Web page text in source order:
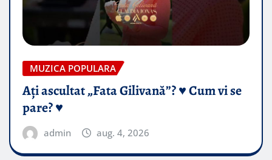
MUZICA POPULARA
Ați ascultat „Fata Gilivană”? ♥️ Cum vi se
pare? ♥️
admin aug. 4, 2026